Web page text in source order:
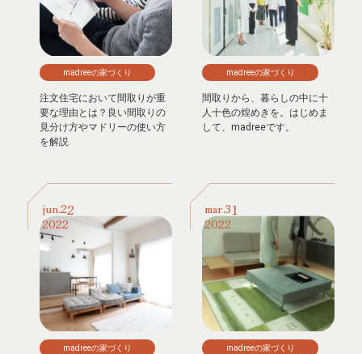
madreeの家づくり
注文住宅において間取りが重
要な理由とは？良い間取りの
見分け方やマドリーの使い方
を解説
madreeの家づくり
間取りから、暮らしの中に十
人十色の煌めきを。はじめま
して、madreeです。
jun. 22
2022
madreeの家づくり
mar. 31
2022
madreeの家づくり